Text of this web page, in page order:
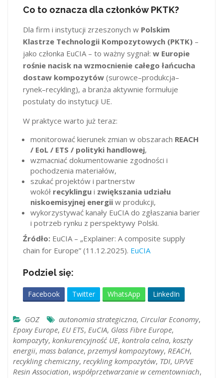
Co to oznacza dla członków PKTK?
Dla firm i instytucji zrzeszonych w Polskim
Klastrze Technologii Kompozytowych (PKTK) –
jako członka EuCIA – to ważny sygnał: w Europie
rośnie nacisk na wzmocnienie całego łańcucha
dostaw kompozytów (surowce–produkcja–
rynek–recykling), a branża aktywnie formułuje
postulaty do instytucji UE.
W praktyce warto już teraz:
monitorować kierunek zmian w obszarach REACH
/ EoL / ETS / polityki handlowej,
wzmacniać dokumentowanie zgodności i
pochodzenia materiałów,
szukać projektów i partnerstw
wokół recyklingu i zwiększania udziału
niskoemisyjnej energii w produkcji,
wykorzystywać kanały EuCIA do zgłaszania barier
i potrzeb rynku z perspektywy Polski.
Źródło: EuCIA – „Explainer: A composite supply
chain for Europe” (11.12.2025). EuCIA
Podziel się:
Facebook Twitter WhatsApp LinkedIn
GOZ autonomia strategiczna, Circular Economy,
Epoxy Europe, EU ETS, EuCIA, Glass Fibre Europe,
kompozyty, konkurencyjność UE, kontrola celna, koszty
energii, mass balance, przemysł kompozytowy, REACH,
recykling chemiczny, recykling kompozytów, TDI, UP/VE
Resin Association, współprzetwarzanie w cementowniach,